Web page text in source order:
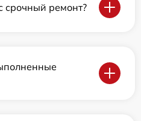
срочный ремонт?